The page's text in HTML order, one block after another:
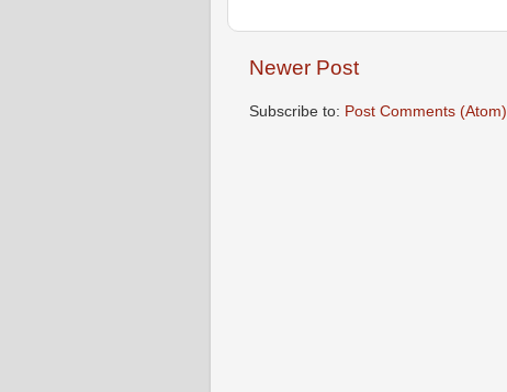
Newer Post
Subscribe to: Post Comments (Atom)